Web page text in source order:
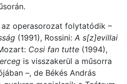
operasorozat folytatódik –
(1991), Rossini: A s[z]evillai
Cosi fan tutte (1994),
is visszakerül a műsorra
–, de Békés András